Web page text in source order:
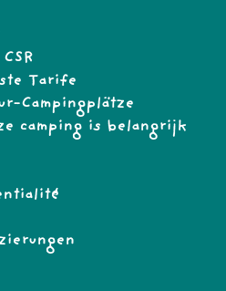
Tarife
Campingplätze
camping is belangrijk